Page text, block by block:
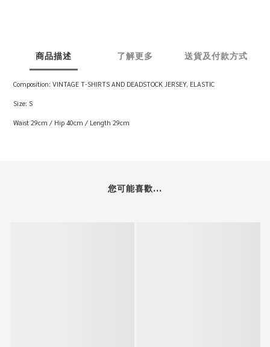
商品描述 了解更多 送貨及付款方式
Composition: VINTAGE T-SHIRTS AND DEADSTOCK JERSEY, ELASTIC
Size: S
Waist 29cm / Hip 40cm / Length 29cm
您可能喜歡...